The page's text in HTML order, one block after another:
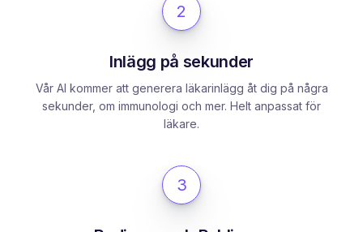
2
Inlägg på sekunder
Vår AI kommer att generera läkarinlägg åt dig på några
sekunder, om immunologi och mer. Helt anpassat för
läkare.
3